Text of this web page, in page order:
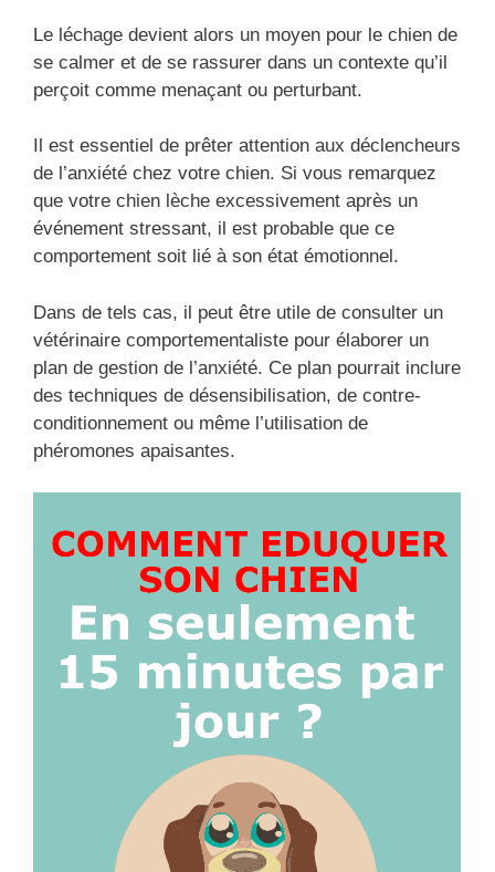
Le léchage devient alors un moyen pour le chien de
se calmer et de se rassurer dans un contexte qu’il
perçoit comme menaçant ou perturbant.
Il est essentiel de prêter attention aux déclencheurs
de l’anxiété chez votre chien. Si vous remarquez
que votre chien lèche excessivement après un
événement stressant, il est probable que ce
comportement soit lié à son état émotionnel.
Dans de tels cas, il peut être utile de consulter un
vétérinaire comportementaliste pour élaborer un
plan de gestion de l’anxiété. Ce plan pourrait inclure
des techniques de désensibilisation, de contre-
conditionnement ou même l’utilisation de
phéromones apaisantes.